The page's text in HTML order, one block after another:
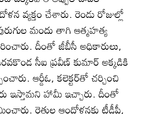
వ్యక్తం చేశారు. రెండు రోజుల్లో
మందు తాగి ఆత్మహత్య
దీంతో జీబీసీ అధికారులు,
సీఐ ప్రవీణ్‌ కుమార్‌ అక్కడికి
ఆర్డీఓ, కలెక్టర్‌తో చర్చించి
ఇస్తామని హామీ ఇచ్చారు. దీంతో
రైతుల ఆందోళనకు టీడీపీ,